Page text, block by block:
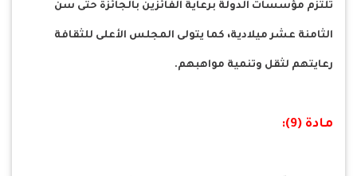
تلتزم مؤسسات الدولة برعاية الفائزين بالجائزة حتى سن
الثامنة عشر ميلادية، كما يتولى المجلس الأعلى للثقافة
رعايتهم لثقل وتنمية مواهبهم.
مادة (9):